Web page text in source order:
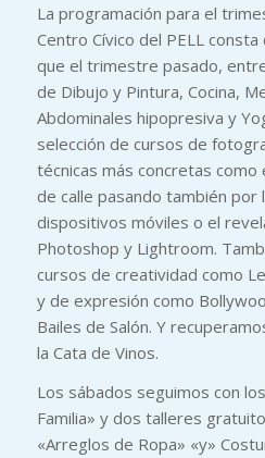
La programación para el
Centro Cívico del PELL
que el trimestre pasado,
de Dibujo y Pintura, Cocina,
Abdominales hipopresiva y
selección de cursos de
técnicas más concretas
de calle pasando también por
dispositivos móviles o el
Photoshop y Lightroom.
cursos de creatividad como
y de expresión como
Bailes de Salón. Y
la Cata de Vinos.
Los sábados seguimos con
Familia» y dos talleres
«Arreglos de Ropa» «y»